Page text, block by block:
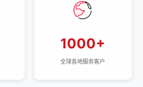
全球各地服务客户
1000+